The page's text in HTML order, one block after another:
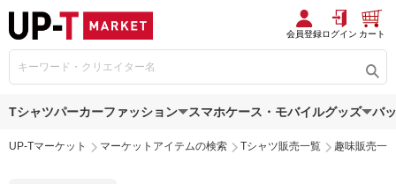
会員登録ログイン カート
Tシャツパーカーファッション スマホケース・モバイルグッズ バ
UP-Tマーケット マーケットアイテムの検索 Tシャツ販売一覧 趣味販売一